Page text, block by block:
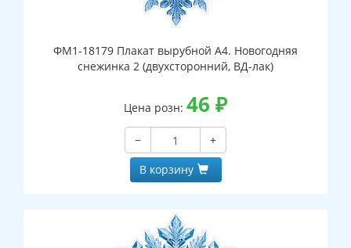
ФМ1-18179 Плакат вырубной А4. Новогодняя
снежинка 2 (двухсторонний, ВД-лак)
Цена розн: 46 ₽
−
+
В корзину